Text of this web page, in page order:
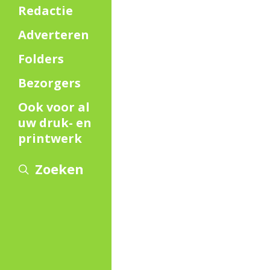
Redactie
Adverteren
Folders
Bezorgers
Ook voor al
uw druk- en
printwerk
Zoeken